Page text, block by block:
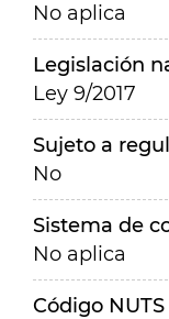
No aplica
Legislación
Ley 9/2017
Sujeto a
No
Sistema de
No aplica
Código NUTS